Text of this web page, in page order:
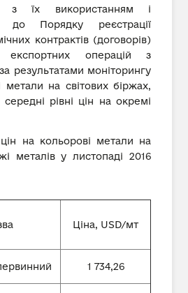
з їх використанням і
до Порядку реєстрації
контрактів (договорів)
експортних операцій з
результатами моніторингу
метали на світових біржах,
рівні цін на окремі
на кольорові метали на
металів у листопаді 2016
Ціна, USD/мт
1 734,26